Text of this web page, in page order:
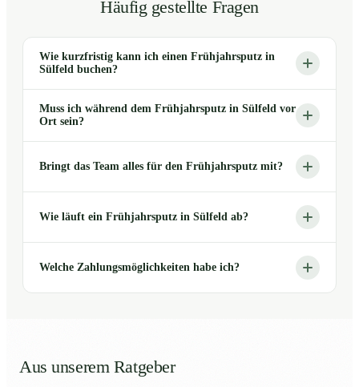
Häufig gestellte Fragen
Wie kurzfristig kann ich einen Frühjahrsputz in
Sülfeld buchen?
Muss ich während dem Frühjahrsputz in Sülfeld vor
Ort sein?
Bringt das Team alles für den Frühjahrsputz mit?
Wie läuft ein Frühjahrsputz in Sülfeld ab?
Welche Zahlungsmöglichkeiten habe ich?
Aus unserem Ratgeber